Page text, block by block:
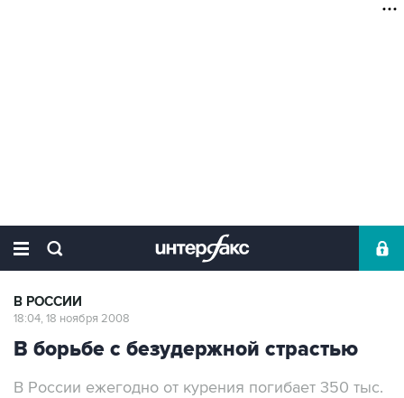
В РОССИИ
18:04, 18 ноября 2008
В борьбе с безудержной страстью
В России ежегодно от курения погибает 350 тыс.